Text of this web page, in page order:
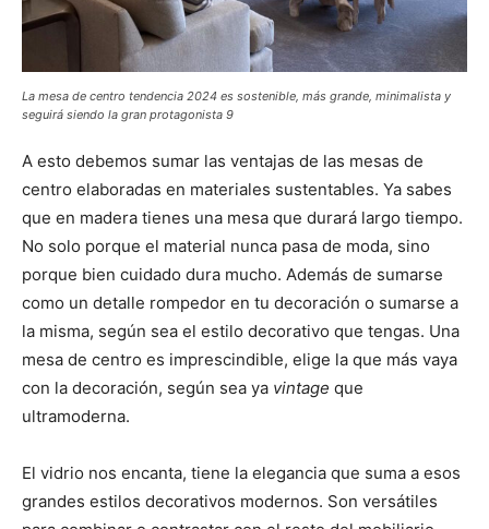
La mesa de centro tendencia 2024 es sostenible, más grande, minimalista y
seguirá siendo la gran protagonista 9
A esto debemos sumar las ventajas de las mesas de
centro elaboradas en materiales sustentables. Ya sabes
que en madera tienes una mesa que durará largo tiempo.
No solo porque el material nunca pasa de moda, sino
porque bien cuidado dura mucho. Además de sumarse
como un detalle rompedor en tu decoración o sumarse a
la misma, según sea el estilo decorativo que tengas. Una
mesa de centro es imprescindible, elige la que más vaya
con la decoración, según sea ya vintage que
ultramoderna.
El vidrio nos encanta, tiene la elegancia que suma a esos
grandes estilos decorativos modernos. Son versátiles